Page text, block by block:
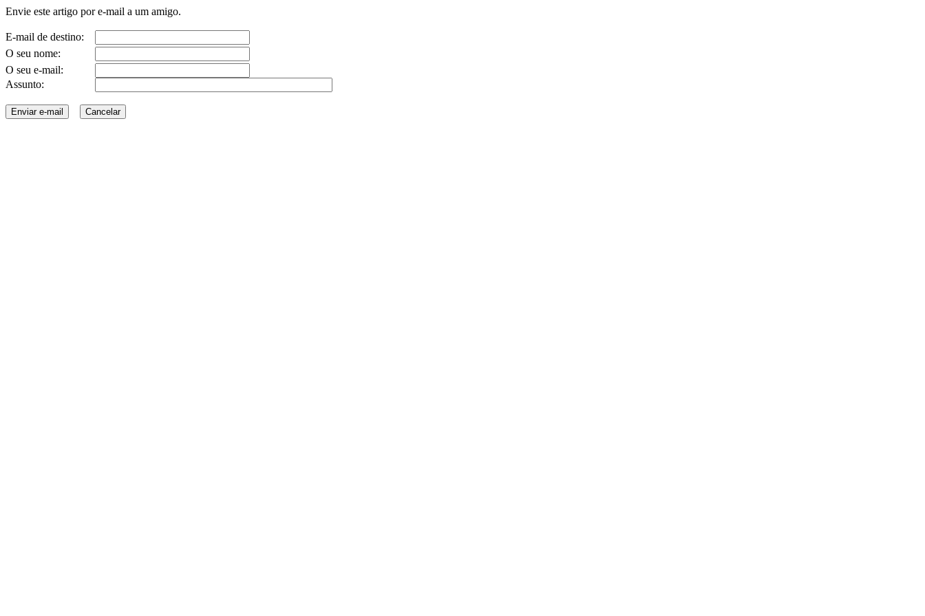
Envie este artigo por e-mail a um amigo.
E-mail de destino:
O seu nome:
O seu e-mail:
Assunto: